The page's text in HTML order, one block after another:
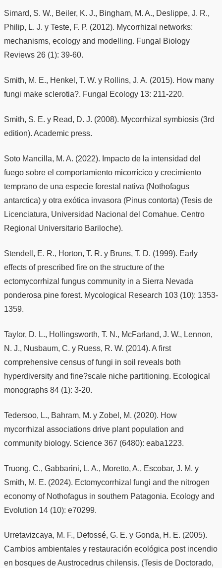
Simard, S. W., Beiler, K. J., Bingham, M. A., Deslippe, J. R.,
Philip, L. J. y Teste, F. P. (2012). Mycorrhizal networks:
mechanisms, ecology and modelling. Fungal Biology
Reviews 26 (1): 39-60.
Smith, M. E., Henkel, T. W. y Rollins, J. A. (2015). How many
fungi make sclerotia?. Fungal Ecology 13: 211-220.
Smith, S. E. y Read, D. J. (2008). Mycorrhizal symbiosis (3rd
edition). Academic press.
Soto Mancilla, M. A. (2022). Impacto de la intensidad del
fuego sobre el comportamiento micorrícico y crecimiento
temprano de una especie forestal nativa (Nothofagus
antarctica) y otra exótica invasora (Pinus contorta) (Tesis de
Licenciatura, Universidad Nacional del Comahue. Centro
Regional Universitario Bariloche).
Stendell, E. R., Horton, T. R. y Bruns, T. D. (1999). Early
effects of prescribed fire on the structure of the
ectomycorrhizal fungus community in a Sierra Nevada
ponderosa pine forest. Mycological Research 103 (10): 1353-
1359.
Taylor, D. L., Hollingsworth, T. N., McFarland, J. W., Lennon,
N. J., Nusbaum, C. y Ruess, R. W. (2014). A first
comprehensive census of fungi in soil reveals both
hyperdiversity and fine?scale niche partitioning. Ecological
monographs 84 (1): 3-20.
Tedersoo, L., Bahram, M. y Zobel, M. (2020). How
mycorrhizal associations drive plant population and
community biology. Science 367 (6480): eaba1223.
Truong, C., Gabbarini, L. A., Moretto, A., Escobar, J. M. y
Smith, M. E. (2024). Ectomycorrhizal fungi and the nitrogen
economy of Nothofagus in southern Patagonia. Ecology and
Evolution 14 (10): e70299.
Urretavizcaya, M. F., Defossé, G. E. y Gonda, H. E. (2005).
Cambios ambientales y restauración ecológica post incendio
en bosques de Austrocedrus chilensis. (Tesis de Doctorado,